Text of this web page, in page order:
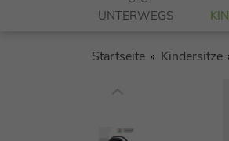
UNTERWEGS
Startseite Kindersitze